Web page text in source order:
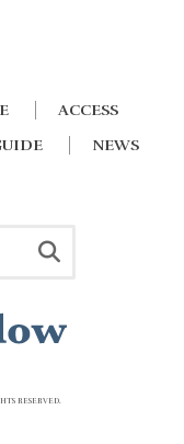
ACCESS
NEWS
RESERVED.